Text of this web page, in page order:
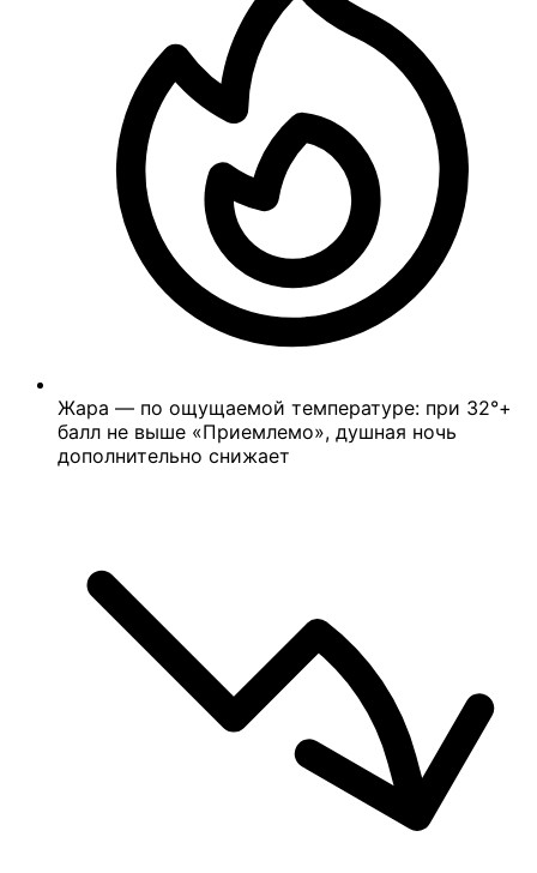
Жара — по ощущаемой температуре: при 32°+
балл не выше «Приемлемо», душная ночь
дополнительно снижает